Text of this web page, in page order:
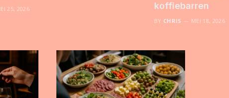
25, 2026
koffiebarren
BY CHRIS MEI 18, 2026